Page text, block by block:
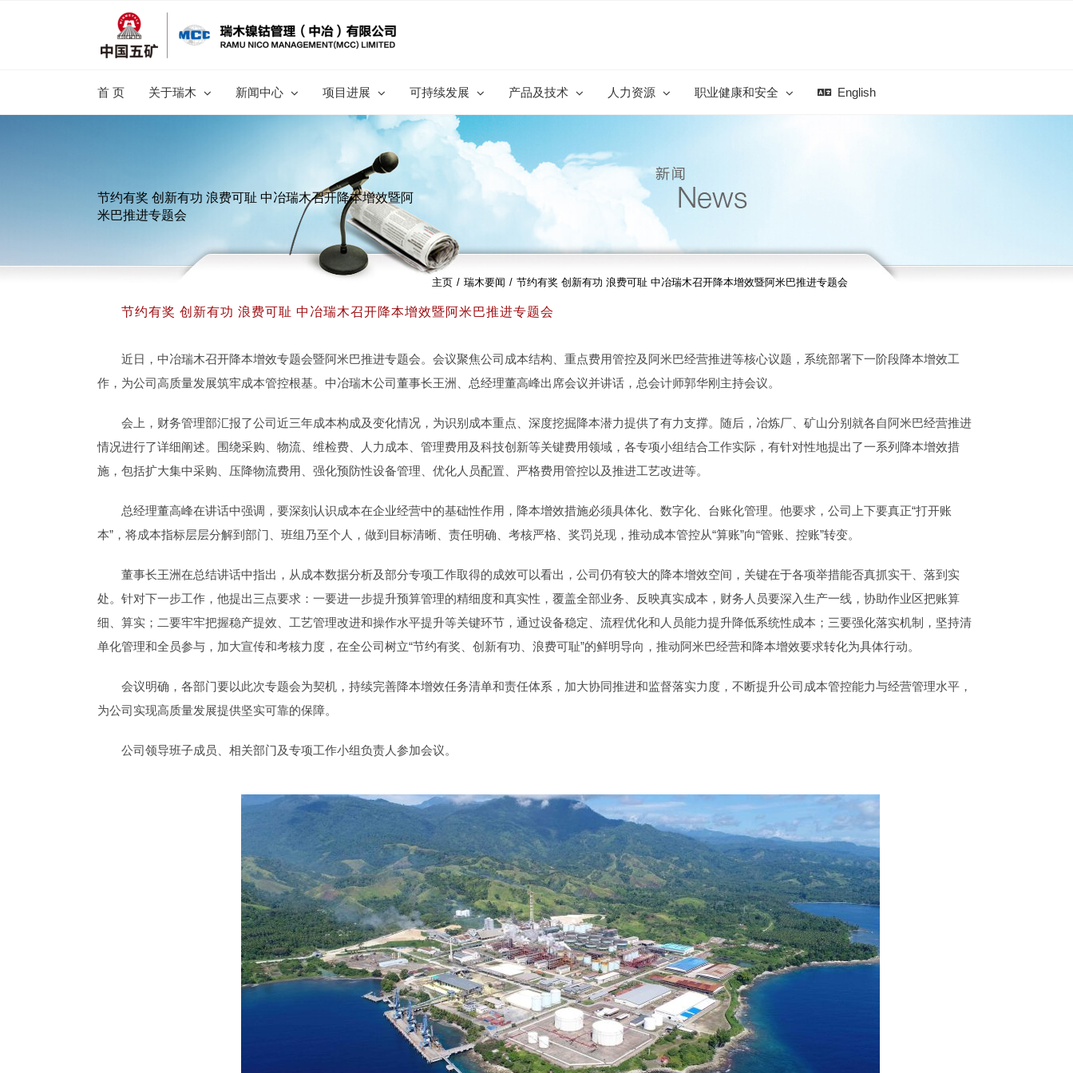
首 页 关于瑞木 新闻中心 项目进展 可持续发展 产品及技术 人力资源 职业健康和安全 English
节约有奖 创新有功 浪费可耻 中冶瑞木召开降本增效暨阿
米巴推进专题会
主页 / 瑞木要闻 / 节约有奖 创新有功 浪费可耻 中冶瑞木召开降本增效暨阿米巴推进专题会
节约有奖 创新有功 浪费可耻 中冶瑞木召开降本增效暨阿米巴推进专题会
近日，中冶瑞木召开降本增效专题会暨阿米巴推进专题会。会议聚焦公司成本结构、重点费用管控及阿米巴经营推进等核心议题，系统部署下一阶段降本增效工
作，为公司高质量发展筑牢成本管控根基。中冶瑞木公司董事长王洲、总经理董高峰出席会议并讲话，总会计师郭华刚主持会议。
会上，财务管理部汇报了公司近三年成本构成及变化情况，为识别成本重点、深度挖掘降本潜力提供了有力支撑。随后，冶炼厂、矿山分别就各自阿米巴经营推进
情况进行了详细阐述。围绕采购、物流、维检费、人力成本、管理费用及科技创新等关键费用领域，各专项小组结合工作实际，有针对性地提出了一系列降本增效措
施，包括扩大集中采购、压降物流费用、强化预防性设备管理、优化人员配置、严格费用管控以及推进工艺改进等。
总经理董高峰在讲话中强调，要深刻认识成本在企业经营中的基础性作用，降本增效措施必须具体化、数字化、台账化管理。他要求，公司上下要真正“打开账
本”，将成本指标层层分解到部门、班组乃至个人，做到目标清晰、责任明确、考核严格、奖罚兑现，推动成本管控从“算账”向“管账、控账”转变。
董事长王洲在总结讲话中指出，从成本数据分析及部分专项工作取得的成效可以看出，公司仍有较大的降本增效空间，关键在于各项举措能否真抓实干、落到实
处。针对下一步工作，他提出三点要求：一要进一步提升预算管理的精细度和真实性，覆盖全部业务、反映真实成本，财务人员要深入生产一线，协助作业区把账算
细、算实；二要牢牢把握稳产提效、工艺管理改进和操作水平提升等关键环节，通过设备稳定、流程优化和人员能力提升降低系统性成本；三要强化落实机制，坚持清
单化管理和全员参与，加大宣传和考核力度，在全公司树立“节约有奖、创新有功、浪费可耻”的鲜明导向，推动阿米巴经营和降本增效要求转化为具体行动。
会议明确，各部门要以此次专题会为契机，持续完善降本增效任务清单和责任体系，加大协同推进和监督落实力度，不断提升公司成本管控能力与经营管理水平，
为公司实现高质量发展提供坚实可靠的保障。
公司领导班子成员、相关部门及专项工作小组负责人参加会议。